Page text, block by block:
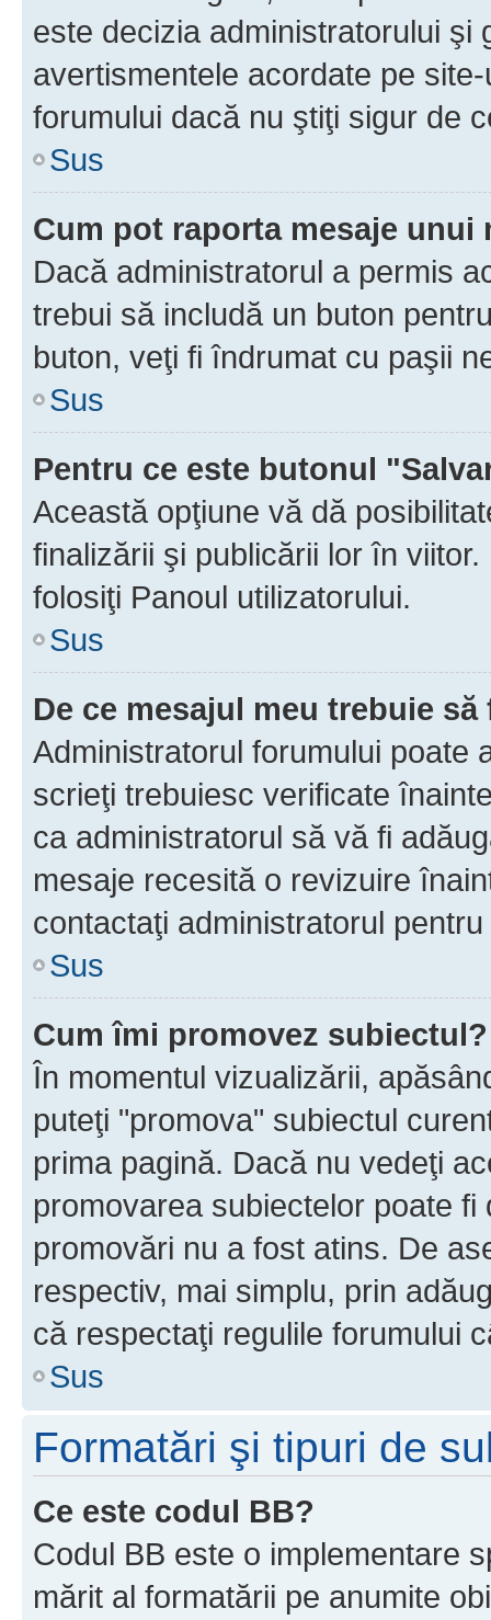
este decizia administratorului şi
avertismentele acordate pe
forumului dacă nu ştiţi sigur de
Sus
Cum pot raporta mesaje unui
Dacă administratorul a permis
trebui să includă un buton
buton, veţi fi îndrumat cu paşii
Sus
Pentru ce este butonul
Această opţiune vă dă
finalizării şi publicării lor în
folosiţi Panoul utilizatorului.
Sus
De ce mesajul meu trebuie
Administratorul forumului poate
scrieţi trebuiesc verificate
ca administratorul să vă fi
mesaje recesită o revizuire
contactaţi administratorul
Sus
Cum îmi promovez subiectul?
În momentul vizualizării,
puteţi "promova" subiectul
prima pagină. Dacă nu vedeţi
promovarea subiectelor poate
promovări nu a fost atins. De
respectiv, mai simplu, prin
că respectaţi regulile forumului
Sus
Formatări şi tipuri de
Ce este codul BB?
Codul BB este o implementare
mărit al formatării pe anumite